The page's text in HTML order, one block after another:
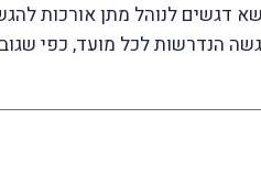
לנוהל מתן אורכות להגשת